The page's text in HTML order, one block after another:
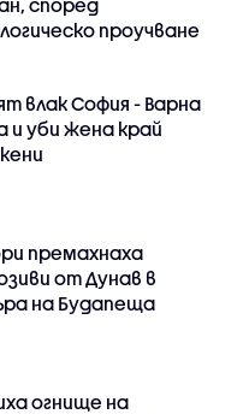
според
проучване
влак София - Варна
и уби жена край
премахнаха
от Дунав в
на Будапеща
огнище на